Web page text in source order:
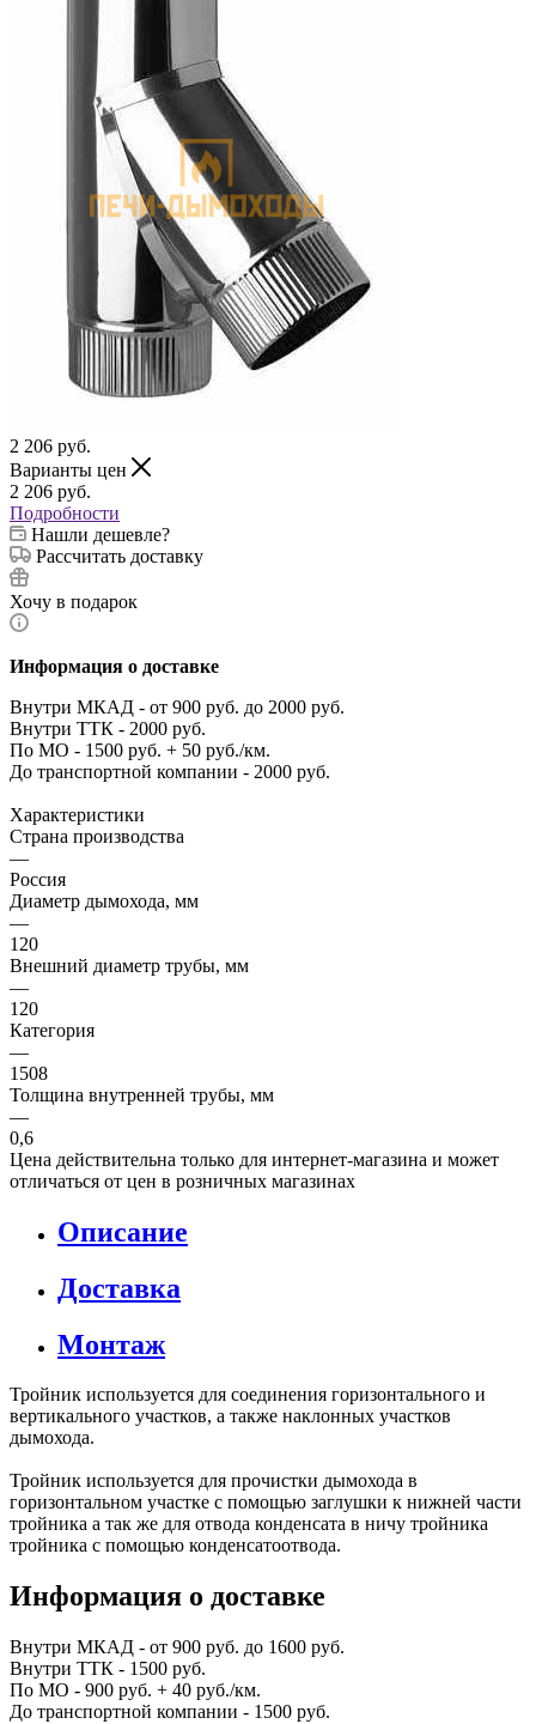
2 206 руб.
Варианты цен
2 206 руб.
Подробности
Нашли дешевле?
Рассчитать доставку
Хочу в подарок
Информация о доставке
Внутри МКАД - от 900 руб. до 2000 руб.
Внутри ТТК - 2000 руб.
По МО - 1500 руб. + 50 руб./км.
До транспортной компании - 2000 руб.
Характеристики
Страна производства
—
Россия
Диаметр дымохода, мм
—
120
Внешний диаметр трубы, мм
—
120
Категория
—
1508
Толщина внутренней трубы, мм
—
0,6
Цена действительна только для интернет-магазина и может
отличаться от цен в розничных магазинах
Описание
Доставка
Монтаж
Тройник используется для соединения горизонтального и
вертикального участков, а также наклонных участков
дымохода.
Тройник используется для прочистки дымохода в
горизонтальном участке с помощью заглушки к нижней части
тройника а так же для отвода конденсата в ничу тройника
тройника с помощью конденсатоотвода.
Информация о доставке
Внутри МКАД - от 900 руб. до 1600 руб.
Внутри ТТК - 1500 руб.
По МО - 900 руб. + 40 руб./км.
До транспортной компании - 1500 руб.